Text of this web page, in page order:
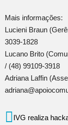
Mais informações:
Lucieni Braun
3039-1828
Lucano Brito
/ (48) 99109-3918
Adriana Laffin